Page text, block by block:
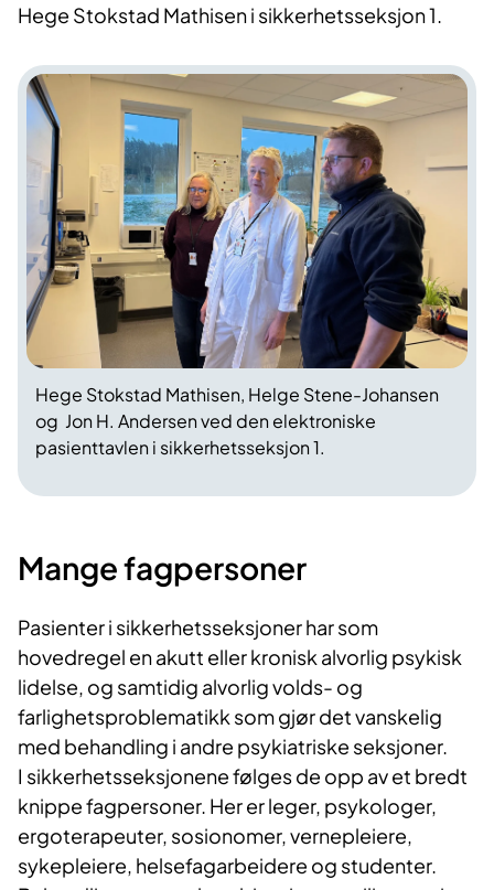
Hege Stokstad Mathisen i sikkerhetsseksjon 1.
Hege Stokstad Mathisen, Helge Stene-Johansen
og Jon H. Andersen ved den elektroniske
pasienttavlen i sikkerhetsseksjon 1.
Mange fagpersoner
Pasienter i sikkerhetsseksjoner har som
hovedregel en akutt eller kronisk alvorlig psykisk
lidelse, og samtidig alvorlig volds- og
farlighetsproblematikk som gjør det vanskelig
med behandling i andre psykiatriske seksjoner.
I sikkerhetsseksjonene følges de opp av et bredt
knippe fagpersoner. Her er leger, psykologer,
ergoterapeuter, sosionomer, vernepleiere,
sykepleiere, helsefagarbeidere og studenter.